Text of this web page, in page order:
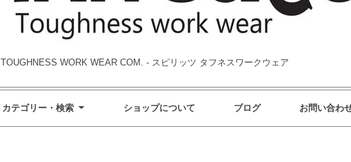
TOUGHNESS WORK WEAR COM. - スピリッツ タフネスワークウェア
カテゴリー・検索 ショップについて ブログ お問い合わ